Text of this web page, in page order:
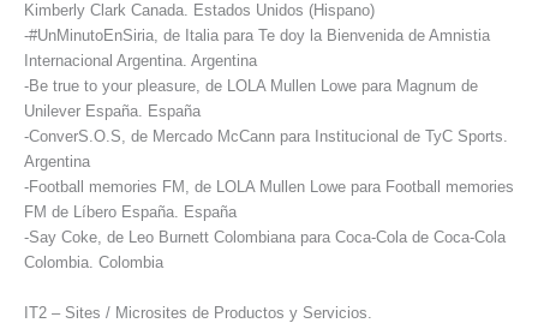
Kimberly Clark Canada. Estados Unidos (Hispano)
-#UnMinutoEnSiria, de Italia para Te doy la Bienvenida de Amnistia
Internacional Argentina. Argentina
-Be true to your pleasure, de LOLA Mullen Lowe para Magnum de
Unilever España. España
-ConverS.O.S, de Mercado McCann para Institucional de TyC Sports.
Argentina
-Football memories FM, de LOLA Mullen Lowe para Football memories
FM de Líbero España. España
-Say Coke, de Leo Burnett Colombiana para Coca-Cola de Coca-Cola
Colombia. Colombia
IT2 – Sites / Microsites de Productos y Servicios.